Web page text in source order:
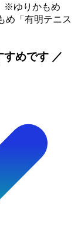
※ゆりかもめ
め「有明テニス
すめです ／